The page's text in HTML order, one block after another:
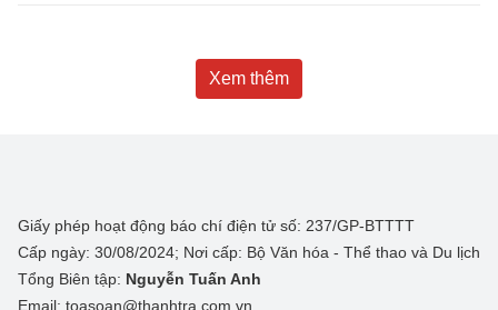
Xem thêm
Giấy phép hoạt động báo chí điện tử số: 237/GP-BTTTT
Cấp ngày: 30/08/2024; Nơi cấp: Bộ Văn hóa - Thể thao và Du lịch
Tổng Biên tập: Nguyễn Tuấn Anh
Email: toasoan@thanhtra.com.vn